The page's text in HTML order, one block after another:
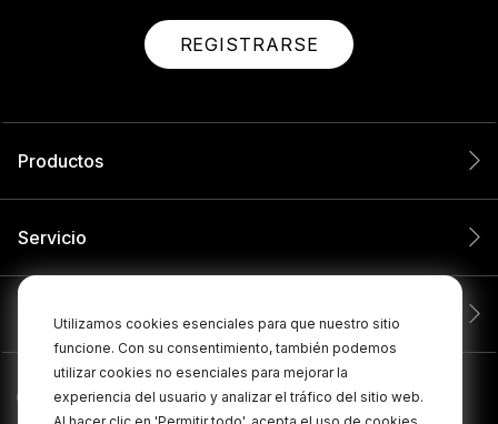
Utilizamos cookies esenciales para que nuestro sitio
funcione. Con su consentimiento, también podemos
utilizar cookies no esenciales para mejorar la
experiencia del usuario y analizar el tráfico del sitio web.
REGISTRARSE
Productos
Servicio
Compañía